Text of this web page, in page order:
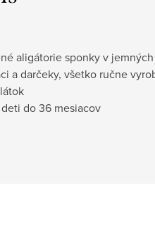
aligátorie sponky v
a darčeky, všetko ručne
do 36 mesiacov